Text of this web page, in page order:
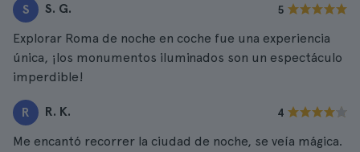
S S. G. 5
Explorar Roma de noche en coche fue una experiencia
única, ¡los monumentos iluminados son un espectáculo
imperdible!
R R. K. 4
Me encantó recorrer la ciudad de noche, se veía mágica.